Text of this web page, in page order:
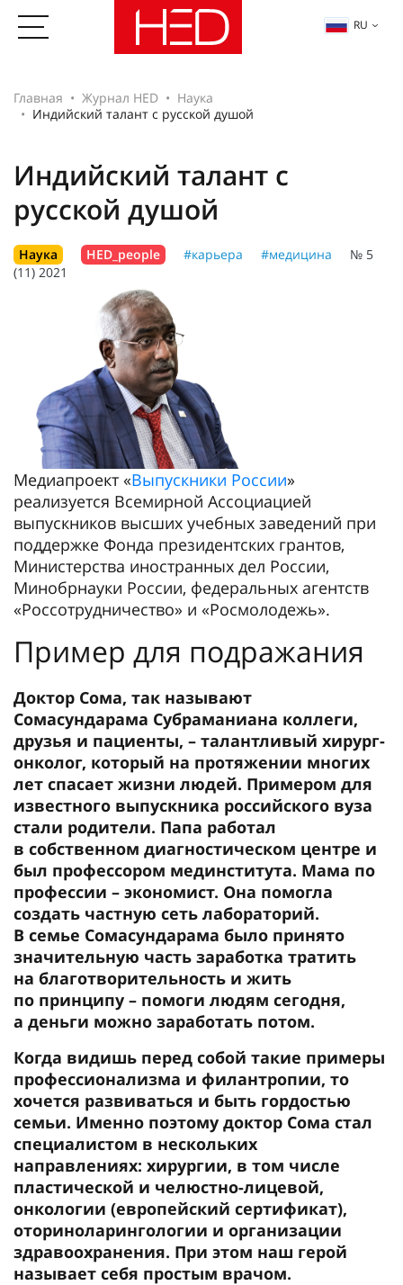
RU
Главная Журнал HED
Наука
Индийский талант с русской душой
Индийский талант с
русской душой
Наука HED_people #карьера #медицина
№ 5
(11) 2021
Медиапроект «Выпускники России»
реализуется Всемирной Ассоциацией
выпускников высших учебных заведений при
поддержке Фонда президентских грантов,
Министерства иностранных дел России,
Минобрнауки России, федеральных агентств
«Россотрудничество» и «Росмолодежь».
Пример для подражания
Доктор Сома, так называют
Сомасундарама Субраманиана коллеги,
друзья и пациенты, – талантливый хирург-
онколог, который на протяжении многих
лет спасает жизни людей. Примером для
известного выпускника российского вуза
стали родители. Папа работал
в собственном диагностическом центре и
был профессором мединститута. Мама по
профессии – экономист. Она помогла
создать частную сеть лабораторий.
В семье Сомасундарама было принято
значительную часть заработка тратить
на благотворительность и жить
по принципу – помоги людям сегодня,
а деньги можно заработать потом.
Когда видишь перед собой такие примеры
профессионализма и филантропии, то
хочется развиваться и быть гордостью
семьи. Именно поэтому доктор Сома стал
специалистом в нескольких
направлениях: хирургии, в том числе
пластической и челюстно-лицевой,
онкологии (европейский сертификат),
оториноларингологии и организации
здравоохранения. При этом наш герой
называет себя простым врачом.